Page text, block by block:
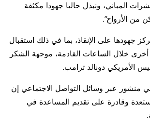
المباني، ونبذل حاليا جهودا مكثفة
من الأرواح”.
جهودها على الإنقاذ، بما في ذلك استقبال
خلال الساعات القادمة، موجهة الشكر
الأمريكي دونالد ترامب.
منشور عبر وسائل التواصل الاجتماعي إن
وقادرة على تقديم المساعدة في